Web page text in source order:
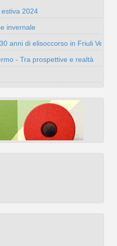
2024
invernale
anni di elisoccorso in Friuli
- Tra prospettive e realtà